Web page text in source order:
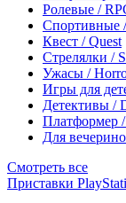
Ролевые /
Спортивные
Квест / Quest
Стрелялки /
Ужасы /
Игры для
Детективы /
Платформер
Для
Смотреть все
Приставки